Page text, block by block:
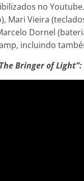
no
Mari Vieira
Dornel
incluindo
Bringer of Light”: